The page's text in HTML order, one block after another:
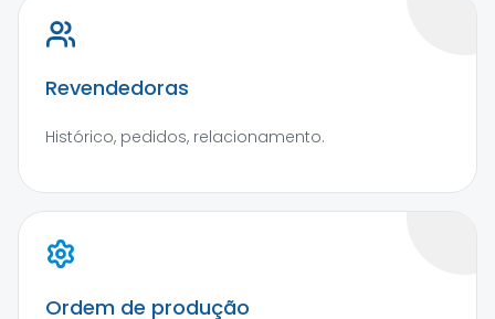
Revendedoras
Histórico, pedidos, relacionamento.
Ordem de produção